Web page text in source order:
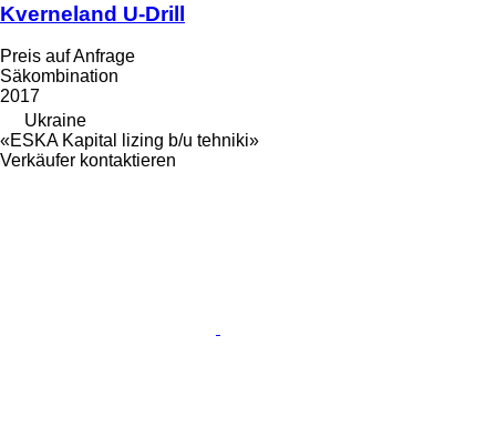
Kverneland U-Drill
Preis auf Anfrage
Säkombination
2017
Ukraine
«ESKA Kapital lizing b/u tehniki»
Verkäufer kontaktieren